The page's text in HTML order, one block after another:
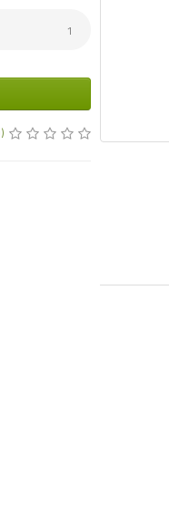
(0 التقييمات)